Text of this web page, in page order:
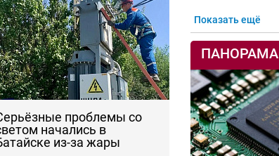
проблемы со
начались в
из-за жары
Показать ещё
ПАНОРАМА